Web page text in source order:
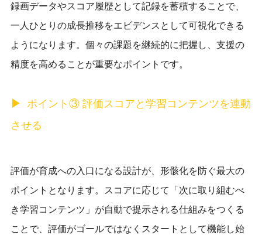
録画データやスコア履歴として記録を蓄積することで、
一人ひとりの成長推移をエビデンスとして可視化できる
ようになります。個々の課題を継続的に把握し、支援の
精度を高めることが重要なポイントです。
ポイント③ 評価スコアと学習コンテンツを連動
させる
評価が育成への入口になる設計が、形骸化を防ぐ最大の
ポイントとなります。スコアに応じて「次に取り組むべ
き学習コンテンツ」が自動で提示される仕組みをつくる
ことで、評価がゴールではなくスタートとして機能し始